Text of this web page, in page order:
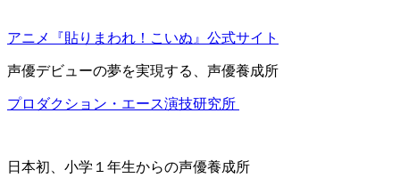
アニメ『貼りまわれ！こいぬ』公式サイト
声優デビューの夢を実現する、声優養成所
プロダクション・エース演技研究所
日本初、小学１年生からの声優養成所